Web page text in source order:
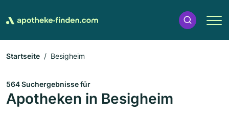
Startseite Besigheim
564 Suchergebnisse für
Apotheken in Besigheim